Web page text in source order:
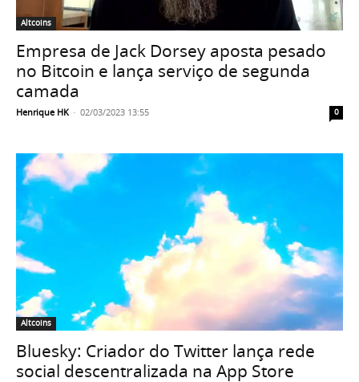
Altcoins
Empresa de Jack Dorsey aposta pesado
no Bitcoin e lança serviço de segunda
camada
Henrique HK - 02/03/2023 13:55 0
Altcoins
Bluesky: Criador do Twitter lança rede
social descentralizada na App Store